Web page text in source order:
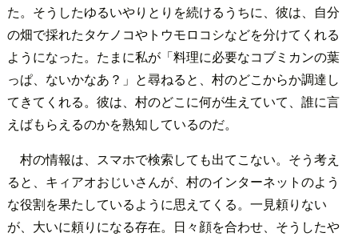
た。そうしたゆるいやりとりを続けるうちに、彼は、自分
の畑で採れたタケノコやトウモロコシなどを分けてくれる
ようになった。たまに私が「料理に必要なコブミカンの葉
っぱ、ないかなあ？」と尋ねると、村のどこからか調達し
てきてくれる。彼は、村のどこに何が生えていて、誰に言
えばもらえるのかを熟知しているのだ。
村の情報は、スマホで検索しても出てこない。そう考え
ると、キィアオおじいさんが、村のインターネットのよう
な役割を果たしているように思えてくる。一見頼りない
が、大いに頼りになる存在。日々顔を合わせ、そうしたや